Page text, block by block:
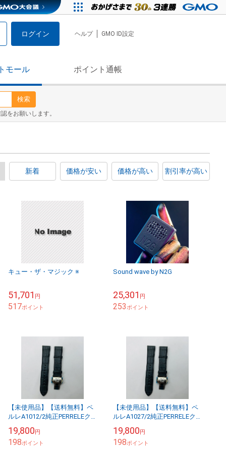
ログイン ヘルプ GMO ID設定
モール ポイント通帳
検索
をお願いします。
新着 価格が安い 価格が高い 割引率が高い
キュー・ザ・マジック ※
51,701 円
517ポイント
Sound wave by N2G
25,301 円
253ポイント
【未使用品】【送料無料】ペ
ルレA1012/2純正PERRELEク
お送りします【代引き不可】
19,800円
198ポイント
【未使用品】【送料無料】ペ
ルレA1027/2純正PERRELEク
お送りします【代引き不可】
19,800円
198ポイント